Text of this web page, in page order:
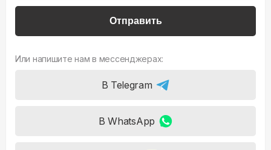
Отправить
Или напишите нам в мессенджерах:
В Telegram
В WhatsApp